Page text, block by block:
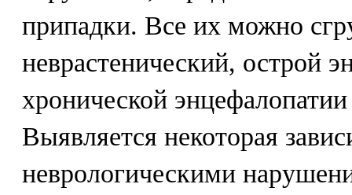
припадки. Все их можно
неврастенический, острой
хронической
Выявляется некоторая
неврологическими